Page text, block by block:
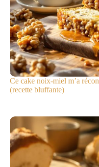
Ce cake noix-miel m’a
(recette bluffante)